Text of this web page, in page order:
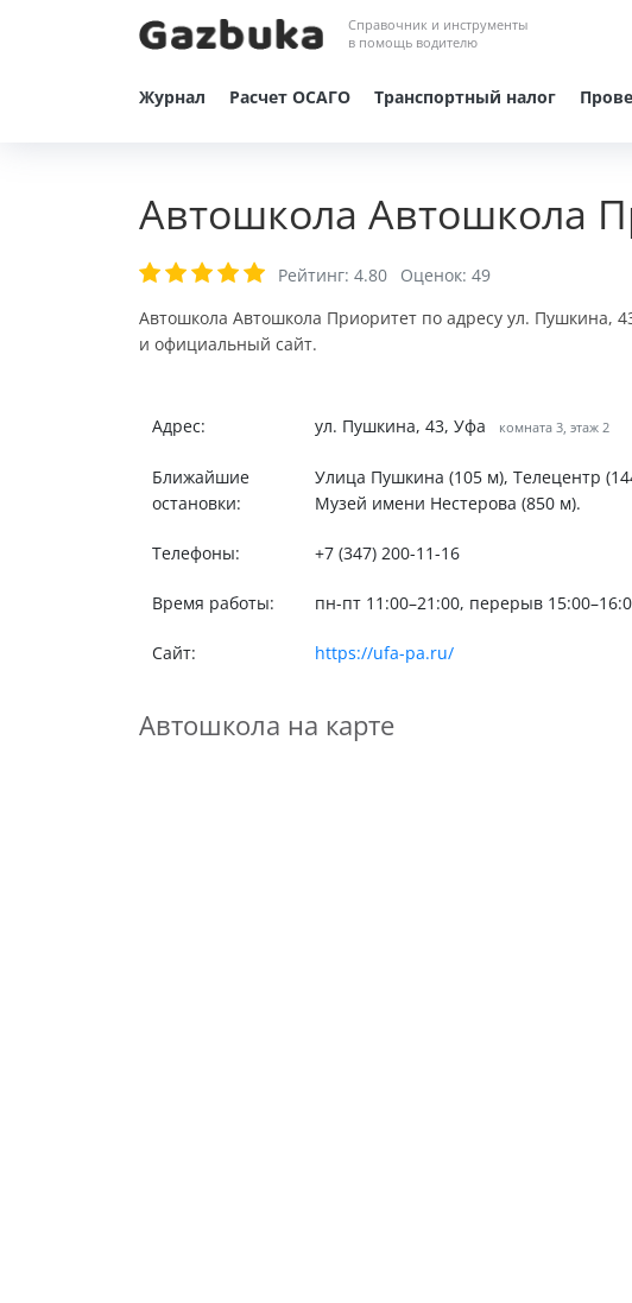
Справочник и инструменты
в помощь водителю
Журнал Расчет ОСАГО Транспортный налог
Автошкола Автошкола
Рейтинг: 4.80 Оценок: 49
Автошкола Автошкола Приоритет по адресу ул. Пушкина,
и официальный сайт.
Адрес: ул. Пушкина, 43, Уфа комната 3, этаж 2
Ближайшие
остановки:
Улица Пушкина (105 м), Телецентр
Музей имени Нестерова (850 м).
Телефоны: +7 (347) 200-11-16
Время работы: пн-пт 11:00–21:00, перерыв
Сайт: https://ufa-pa.ru/
Автошкола на карте